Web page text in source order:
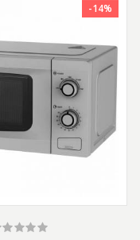
-14%